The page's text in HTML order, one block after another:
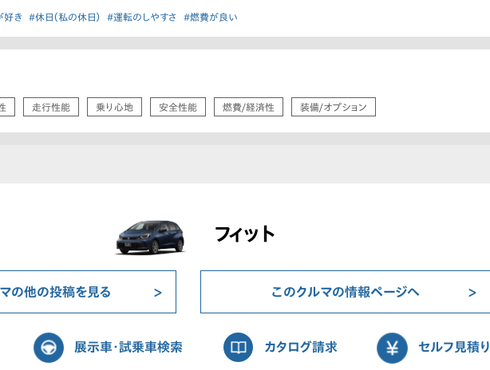
好き #休日（私の休日） #運転のしやすさ #燃費が良い
走行性能 乗り心地 安全性能 燃費/経済性 装備/オプション
フィット
の他の投稿を見る このクルマの情報ページへ
展示車・試乗車検索 カタログ請求 セルフ見積り